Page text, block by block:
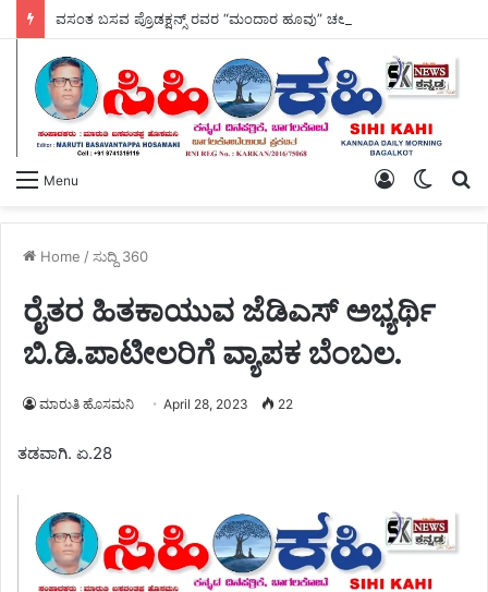
Menu
Switch
Log
Home /ಸುದ್ದಿ 360
ರೈತರ ಹಿತಕಾಯುವ ಜೆಡಿಎಸ್ ಅಭ್ಯರ್ಥಿ
ಬಿ.ಡಿ.ಪಾಟೀಲರಿಗೆ ವ್ಯಾಪಕ ಬೆಂಬಲ.
ಮಾರುತಿ ಹೊಸಮನಿ April 28, 2023 22
ತಡವಾಗಿ. ಏ.28